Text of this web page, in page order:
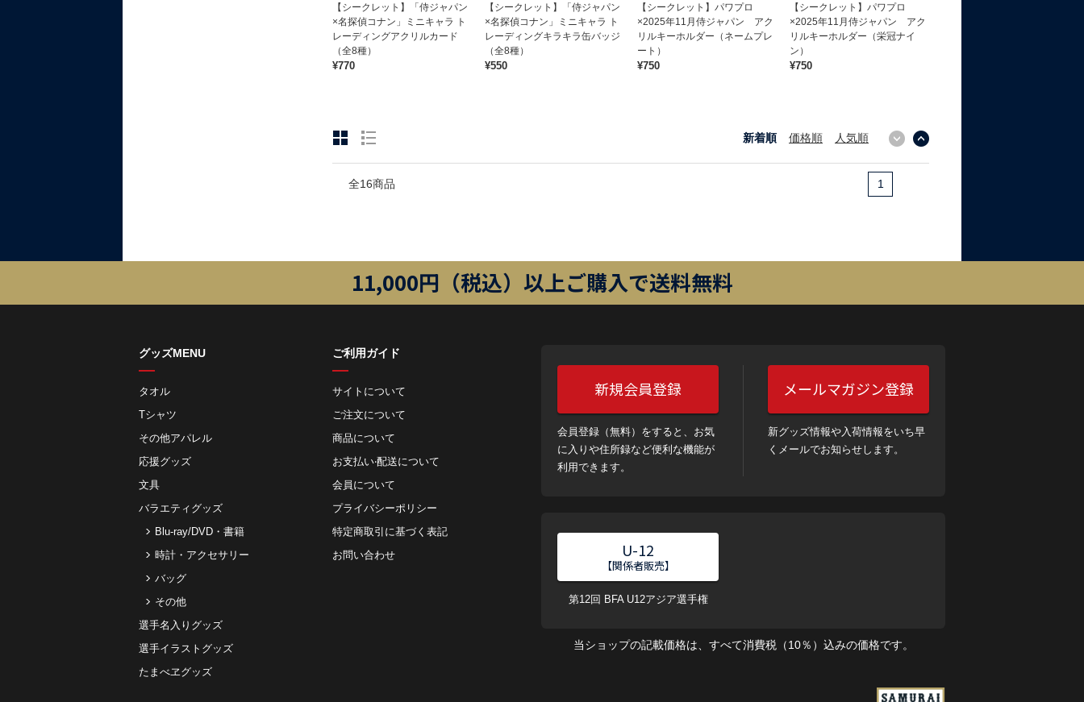
【シークレット】「侍ジャパン
×名探偵コナン」ミニキャラ ト
レーディングアクリルカード
（全8種）
¥770
【シークレット】「侍ジャパン
×名探偵コナン」ミニキャラ ト
レーディングキラキラ缶バッジ
（全8種）
¥550
【シークレット】パワプロ
×2025年11月侍ジャパン アク
リルキーホルダー（ネームプレ
ート）
¥750
【シークレット】パワプロ
×2025年11月侍ジャパン アク
リルキーホルダー（栄冠ナイ
ン）
¥750
新着順 価格順 人気順
全16商品 1
11,000円（税込）以上ご購入で送料無料
グッズMENU
タオル
Tシャツ
その他アパレル
応援グッズ
文具
バラエティグッズ
Blu-ray/DVD・書籍
時計・アクセサリー
バッグ
その他
選手名入りグッズ
選手イラストグッズ
たまべヱグッズ
ご利用ガイド
サイトについて
ご注⽂について
商品について
お⽀払い‧配送について
会員について
プライバシーポリシー
特定商取引に基づく表記
お問い合わせ
新規会員登録
会員登録（無料）をすると、お気
に入りや住所録など便利な機能が
利用できます。
メールマガジン登録
新グッズ情報や入荷情報をいち早
くメールでお知らせします。
U-12
【関係者販売】
第12回 BFA U12アジア選手権
当ショップの記載価格は、すべて消費税（10％）込みの価格です。